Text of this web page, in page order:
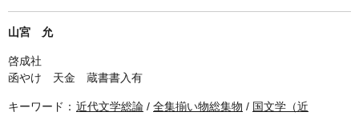
単行本◆美術
Ｗｅｂ版
美本なし
山宮 允
啓成社
函やけ 天金 蔵書書入有
キーワード： 近代文学総論 / 全集揃い物総集物 / 国文学（近